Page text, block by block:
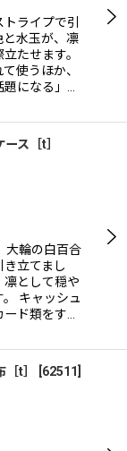
ライプで引
と水玉が、凛
たせます。
使うほか、
になる」…
ス［t］
大輪の白百合
立てまし
凛として穏や
キャッシュ
ード類をす…
t］ 62511